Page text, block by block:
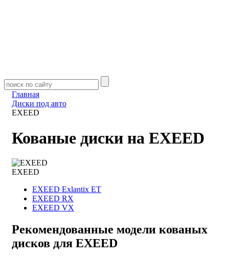
Главная
Диски под авто
EXEED
Кованые диски на EXEED
EXEED
EXEED Exlantix ET
EXEED RX
EXEED VX
Рекомендованные модели кованых
дисков для EXEED